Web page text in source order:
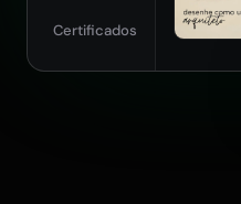
Certificados